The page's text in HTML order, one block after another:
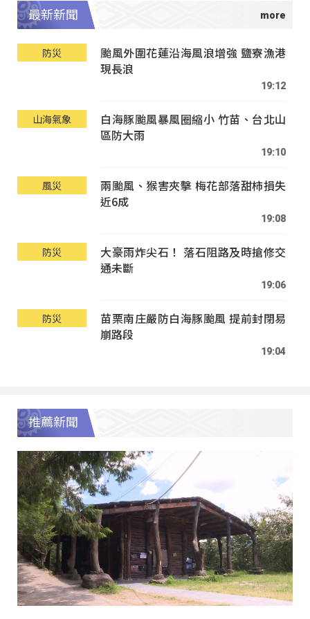
最新新聞
防災
颱風外圍花蓮沿海風浪增強 鹽寮漁港
現長浪
19:12
山海氣象
白海豚颱風暴風圈縮小 竹苗、台北山
區防大雨
19:10
風災
兩颱風、猴害夾擊 梅花部落甜柿損失
近6成
19:08
防災
大豪雨炸尖石！ 落石阻路及時搶修交
通未斷
19:06
防災
苗栗南庄嚴防白海豚颱風 提前封閉易
崩路段
19:04
推薦新聞